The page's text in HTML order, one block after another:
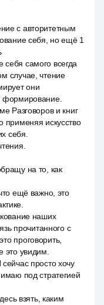
с авторитетным
себя, но ещё 1
самого всегда
случае, чтение
они
формирование.
Разговоров и книг
применяя искусство
себя.
на то, как
ещё важно, это
наших
прочитанного с
проговорить,
это увидим.
просто хочу
под стратегией
взять, каким